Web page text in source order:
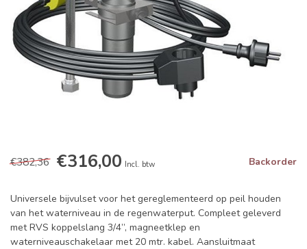
€382,36 €316,00 Incl. btw Backorder
Universele bijvulset voor het gereglementeerd op peil houden
van het waterniveau in de regenwaterput. Compleet geleverd
met RVS koppelslang 3/4”, magneetklep en
waterniveauschakelaar met 20 mtr. kabel. Aansluitmaat